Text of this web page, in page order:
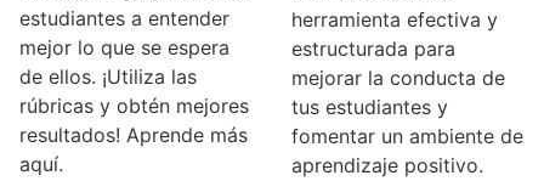
estudiantes a entender
mejor lo que se espera
de ellos. ¡Utiliza las
rúbricas y obtén mejores
resultados! Aprende más
aquí.
herramienta efectiva y
estructurada para
mejorar la conducta de
tus estudiantes y
fomentar un ambiente de
aprendizaje positivo.